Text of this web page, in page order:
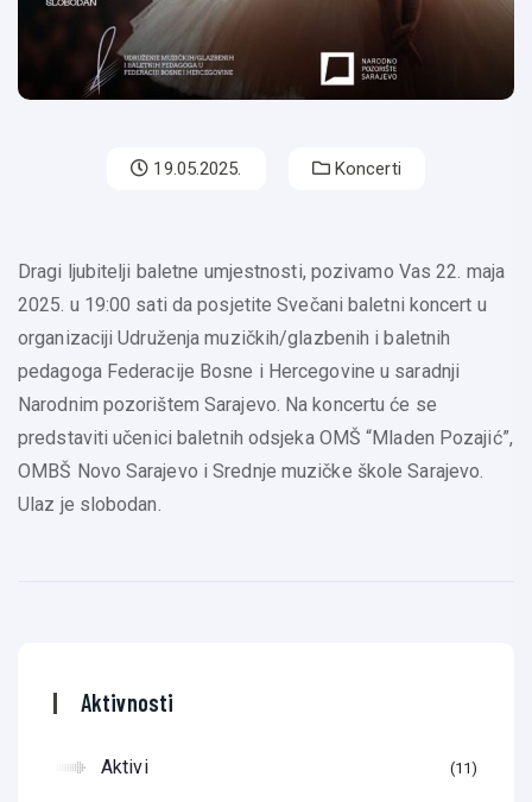
19.05.2025. Koncerti
Dragi ljubitelji baletne umjestnosti, pozivamo Vas 22. maja
2025. u 19:00 sati da posjetite Svečani baletni koncert u
organizaciji Udruženja muzičkih/glazbenih i baletnih
pedagoga Federacije Bosne i Hercegovine u saradnji
Narodnim pozorištem Sarajevo. Na koncertu će se
predstaviti učenici baletnih odsjeka OMŠ “Mladen Pozajić”,
OMBŠ Novo Sarajevo i Srednje muzičke škole Sarajevo.
Ulaz je slobodan.
Aktivnosti
Aktivi 11